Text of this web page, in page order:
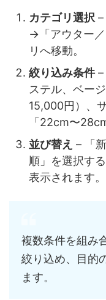
カテゴリ選択–
→「アウター
リへ移動。
絞り込み条件–
ステル、ベー
15,000円）、
「22cm〜
並び替え – 「
順」を選択す
表示されます。
複数条件を組み
絞り込め、目的
ます。